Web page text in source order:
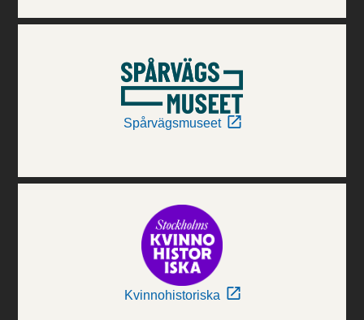
Spårvägsmuseet
Kvinnohistoriska